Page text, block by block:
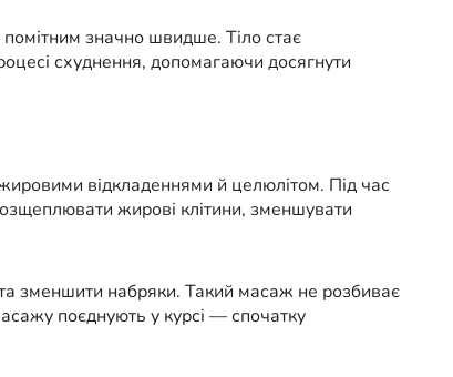
значно швидше. Тіло стає
схуднення, допомагаючи досягнути
відкладеннями й целюлітом. Під час
жирові клітини, зменшувати
зменшити набряки. Такий масаж не розбиває
поєднують у курсі — спочатку